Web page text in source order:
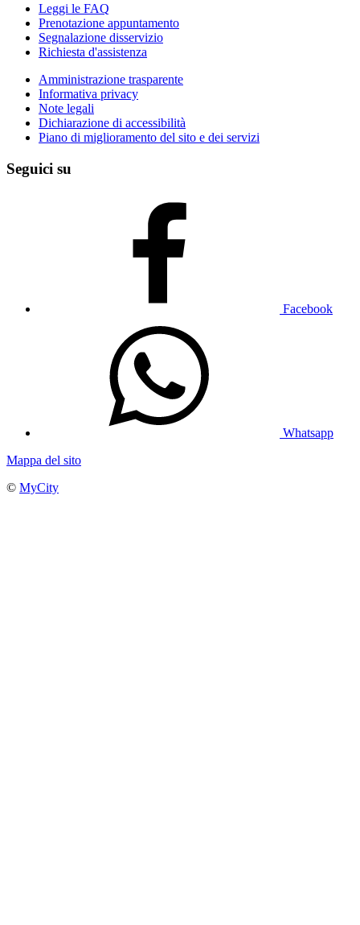
Leggi le FAQ
Prenotazione appuntamento
Segnalazione disservizio
Richiesta d'assistenza
Amministrazione trasparente
Informativa privacy
Note legali
Dichiarazione di accessibilità
Piano di miglioramento del sito e dei servizi
Seguici su
Facebook
Whatsapp
Mappa del sito
© MyCity